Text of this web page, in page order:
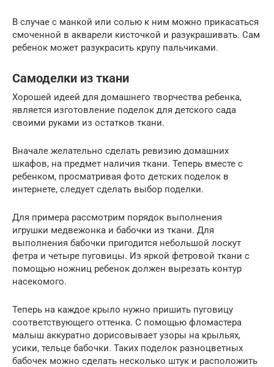
В случае с манкой или солью к ним можно прикасаться
смоченной в акварели кисточкой и разукрашивать. Сам
ребенок может разукрасить крупу пальчиками.
Самоделки из ткани
Хорошей идеей для домашнего творчества ребенка,
является изготовление поделок для детского сада
своими руками из остатков ткани.
Вначале желательно сделать ревизию домашних
шкафов, на предмет наличия ткани. Теперь вместе с
ребенком, просматривая фото детских поделок в
интернете, следует сделать выбор поделки.
Для примера рассмотрим порядок выполнения
игрушки медвежонка и бабочки из ткани. Для
выполнения бабочки пригодится небольшой лоскут
фетра и четыре пуговицы. Из яркой фетровой ткани с
помощью ножниц ребенок должен вырезать контур
насекомого.
Теперь на каждое крыло нужно пришить пуговицу
соответствующего оттенка. С помощью фломастера
малыш аккуратно дорисовывает узоры на крыльях,
усики, тельце бабочки. Таких поделок разноцветных
бабочек можно сделать несколько штук и расположить